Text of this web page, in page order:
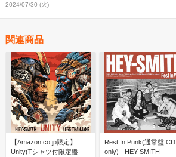
2024/07/30 (火)
関連商品
【Amazon.co.jp限定】
Unity(Tシャツ付限定盤
Rest In Punk(通常盤 CD
only) - HEY-SMITH